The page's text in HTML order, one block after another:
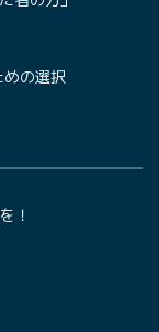
の選択
！